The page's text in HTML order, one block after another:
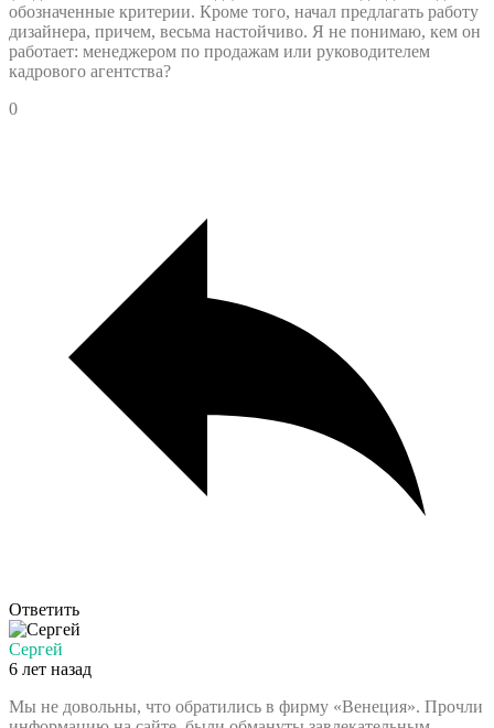
обозначенные критерии. Кроме того, начал предлагать работу
дизайнера, причем, весьма настойчиво. Я не понимаю, кем он
работает: менеджером по продажам или руководителем
кадрового агентства?
0
Ответить
Сергей
6 лет назад
Мы не довольны, что обратились в фирму «Венеция». Прочли